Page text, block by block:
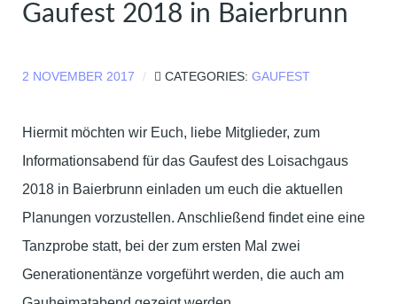
Gaufest 2018 in Baierbrunn
2 NOVEMBER 2017 CATEGORIES: GAUFEST
Hiermit möchten wir Euch, liebe Mitglieder, zum
Informationsabend für das Gaufest des Loisachgaus
2018 in Baierbrunn einladen um euch die aktuellen
Planungen vorzustellen. Anschließend findet eine eine
Tanzprobe statt, bei der zum ersten Mal zwei
Generationentänze vorgeführt werden, die auch am